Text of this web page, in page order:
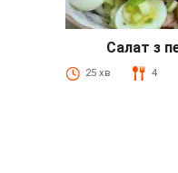
Салат з
25 хв 4